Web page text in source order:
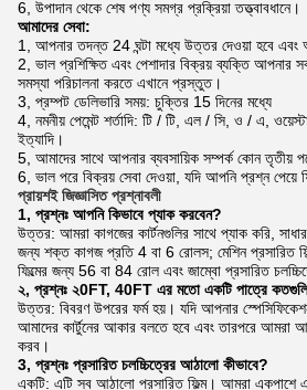
6, উপাদান থেকে শেষ পণ্য সমগ্র প্রক্রিয়া তত্ত্বাবধানে।
আমাদের সেবা:
1, আপনার তদন্ত 24 ঘন্টা মধ্যে উত্তর দেওয়া হবে এবং
2, ভাল প্রশিক্ষিত এবং পেশাদার বিক্রয় ব্যক্তি আপনার
সমস্যা পরিচালনা করতে এখানে প্রস্তুত।
3, প্রম্পট ডেলিভারি সময়: চুক্তির 15 দিনের মধ্যে
4, নমনীয় পেমেন্ট শর্তাদি: টি / টি, এল / সি, ও / এ,
ইত্যাদি।
5, আমাদের সাথে আপনার ব্যবসায়িক সম্পর্ক কোন তৃতীয়
6, ভাল পরে বিক্রয় সেবা দেওয়া, যদি আপনি প্রশ্ন পেয়ে
প্রায়শই জিজ্ঞাসিত প্রশ্নাবলী
1, প্রশ্নঃ আপনি কিভাবে প্যাক করবেন?
উত্তর: আমরা কাগজের কার্টনগুলির সাথে প্যাক করি,
জন্য শক্ত কাগজ প্রতি 4 বা 6 রোলস; মেশিন প্রসারিত
ফিল্মের জন্য 56 বা 84 রোল এবং জাম্বো প্রসারিত
২, প্রশ্নঃ ২0FT, 40FT এর মতো একটি পাত্রে কতগুলি
উত্তর: বিবরণ উপরের ফর্ম হয়। যদি আপনার
আমাদের কার্টুনের আকার বলতে হবে এবং তারপরে আমরা
করব।
3, প্রশ্নঃ প্রসারিত চলচ্চিত্রের আঠালো কীভাবে?
একটি: এটি স্ব আঠালো প্রসারিত ফিল্ম। আমরা একপাশে